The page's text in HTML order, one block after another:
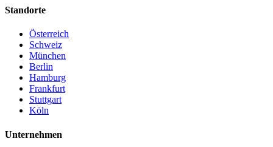
Standorte
Österreich
Schweiz
München
Berlin
Hamburg
Frankfurt
Stuttgart
Köln
Unternehmen